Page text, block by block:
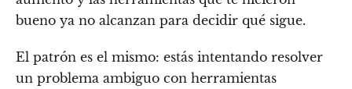
bueno ya no alcanzan para decidir qué sigue.
El patrón es el mismo: estás intentando resolver
un problema ambiguo con herramientas